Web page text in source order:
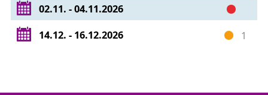
MF-NS 7 – Spezialarbeiten
MF-NS 8 – Arbeiten an Gleichspannungsanlagen
02.11. - 04.11.2026
14.12. - 16.12.2026 1